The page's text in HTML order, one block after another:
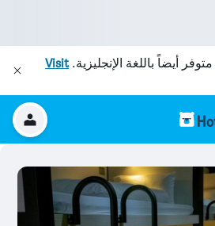
متوفر أيضاً باللغة الإنجليزية.Visit